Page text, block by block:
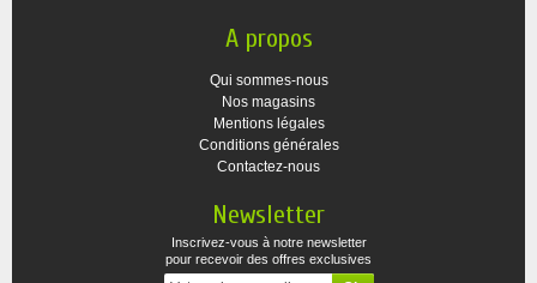
A propos
Qui sommes-nous
Nos magasins
Mentions légales
Conditions générales
Contactez-nous
Newsletter
Inscrivez-vous à notre newsletter
pour recevoir des offres exclusives